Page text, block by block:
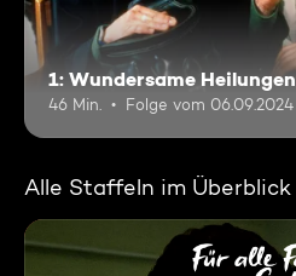
1: Wundersame Heilungen
46 Min. Folge vom 06.09.2024
Alle Staffeln im Überblick